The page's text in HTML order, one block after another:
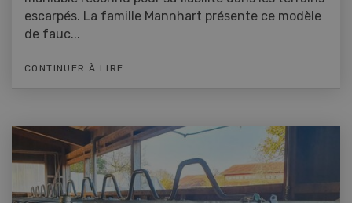
escarpés. La famille Mannhart présente ce modèle
de fauc...
CONTINUER À LIRE